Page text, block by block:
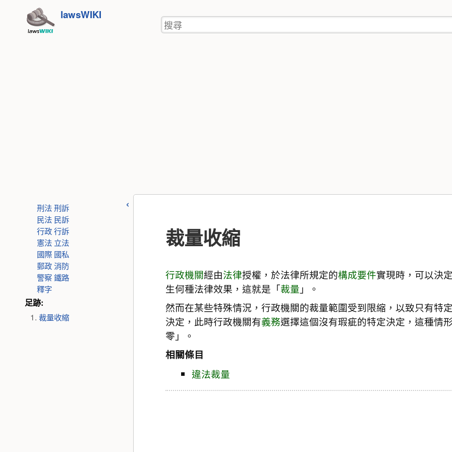
lawsWIKI
用
者
搜
尋
刑法刑訴
民法 民訴
行政行訴
憲法 立法
國際 國私
郵政消防
警察鐵路
釋字
足跡:
裁量收縮
裁量收縮
行政機關經由法律授權，於法律所規定的構成要件實現時，可以決
生何種法律效果，這就是「裁量 」。
然而在某些特殊情況，行政機關的裁量範圍受到限縮，以致只有特
決定，此時行政機關有義務選擇這個沒有瑕疵的特定決定，這種情
零」。
相關條目
違法裁量